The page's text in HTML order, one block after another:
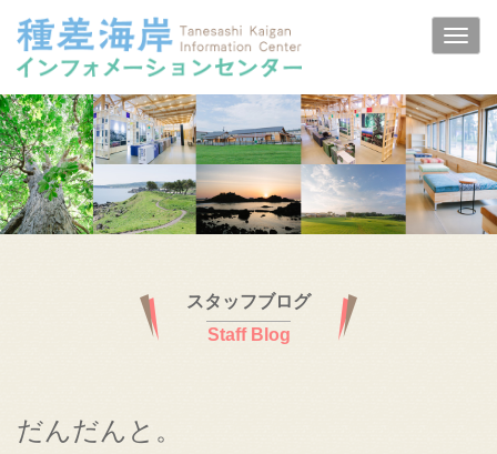
スタッフブログ
Staff Blog
だんだんと。